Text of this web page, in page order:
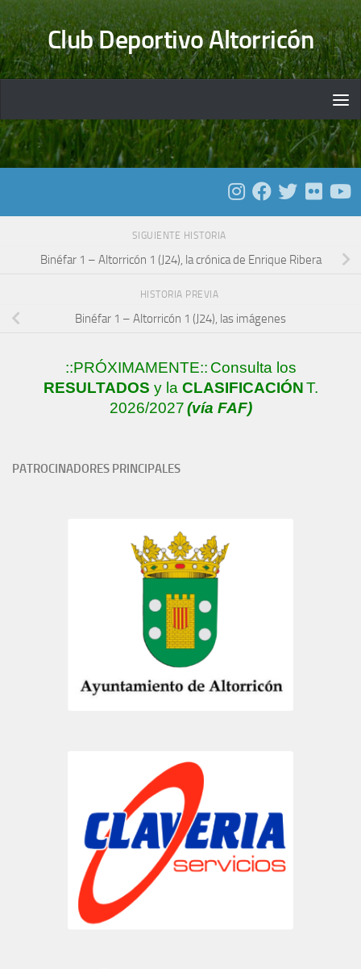
Saltar al contenido
Club Deportivo Altorricón
SIGUIENTE HISTORIA
Binéfar 1 – Altorricón 1 (J24), la crónica de Enrique Ribera
HISTORIA PREVIA
Binéfar 1 – Altorricón 1 (J24), las imágenes
::PRÓXIMAMENTE:: Consulta los
RESULTADOS y la CLASIFICACIÓNT.
2026/2027(vía FAF)
PATROCINADORES PRINCIPALES